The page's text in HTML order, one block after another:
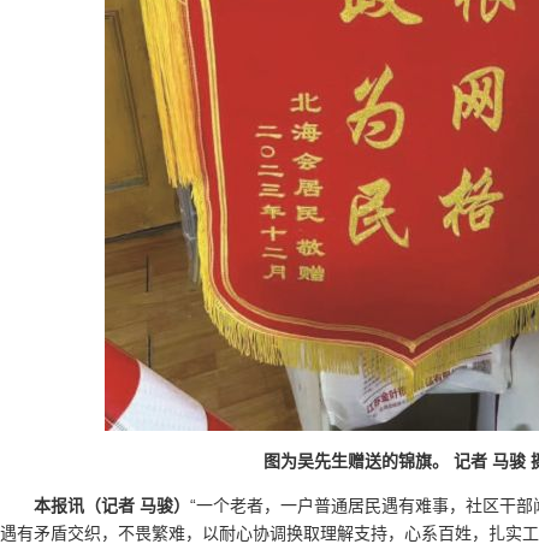
图为吴先生赠送的锦旗。 记者 马骏
本报讯（记者 马骏） “一个老者，一户普通居民遇有难事，社区干
遇有矛盾交织，不畏繁难，以耐心协调换取理解支持，心系百姓，扎实